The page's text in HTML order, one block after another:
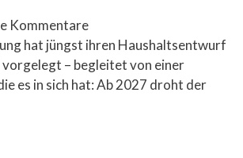
Kommentare
hat jüngst ihren Haushaltsentwurf
– begleitet von einer
es in sich hat: Ab 2027 droht der